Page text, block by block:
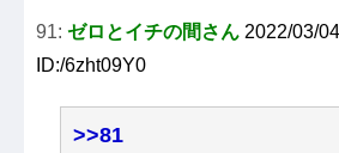
91: ゼロとイチの間さん 2022/03/
ID:/6zht09Y0
>>81